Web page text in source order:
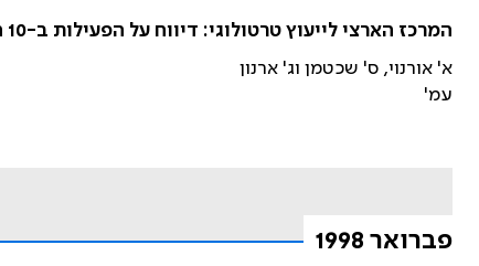
המרכז הארצי לייעוץ טרטולוגי: דיווח על הפעילות ב-10 השנים האחרונות ב-20,613 פניות
א' אורנוי, ס' שכטמן וג' ארנון
עמ'
פברואר 1998